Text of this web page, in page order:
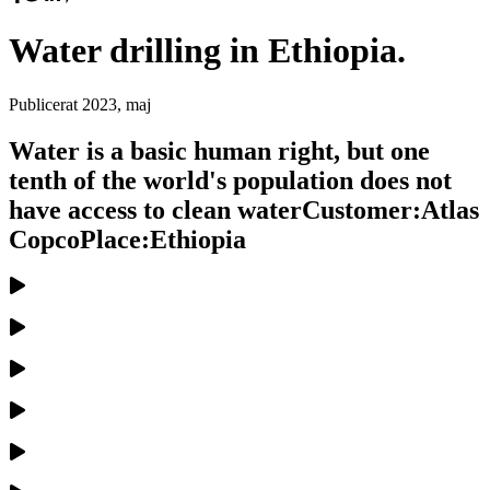
Water drilling in Ethiopia.
Publicerat 2023, maj
Water is a basic human right, but one
tenth of the world's population does not
have access to clean waterCustomer:Atlas
CopcoPlace:Ethiopia